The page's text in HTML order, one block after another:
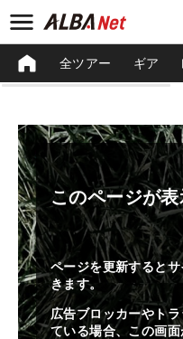
全ツアー ギア
このページが
ページを更新すると
きます。
広告ブロッカーやト
ている場合、この画